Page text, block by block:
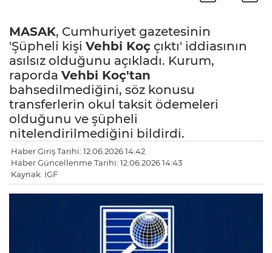
MASAK, Cumhuriyet gazetesinin
'Şüpheli kişi Vehbi Koç çıktı' iddiasının
asılsız olduğunu açıkladı. Kurum,
raporda Vehbi Koç'tan
bahsedilmediğini, söz konusu
transferlerin okul taksit ödemeleri
olduğunu ve şüpheli
nitelendirilmediğini bildirdi.
Haber Giriş Tarihi: 12.06.2026 14:42
Haber Güncellenme Tarihi: 12.06.2026 14:43
Kaynak: IGF